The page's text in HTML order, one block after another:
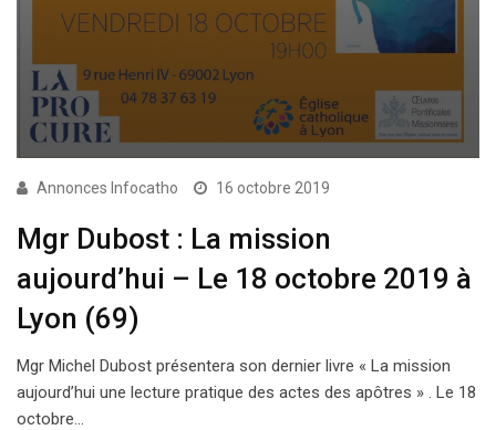
Annonces Infocatho 16 octobre 2019
Mgr Dubost : La mission
aujourd’hui – Le 18 octobre 2019 à
Lyon (69)
Mgr Michel Dubost présentera son dernier livre « La mission
aujourd’hui une lecture pratique des actes des apôtres » . Le 18
octobre…